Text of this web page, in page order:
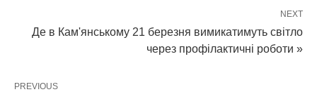
NEXT
Де в Кам'янському 21 березня вимикатимуть світло
через профілактичні роботи »
PREVIOUS